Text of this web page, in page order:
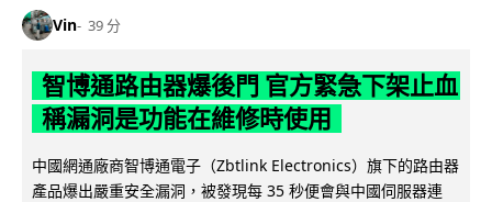
Vin 39 分
智博通路由器爆後門 官方緊急下架止血
稱漏洞是功能在維修時使用
中國網通廠商智博通電子（Zbtlink Electronics）旗下的路由器
產品爆出嚴重安全漏洞，被發現每 35 秒便會與中國伺服器連